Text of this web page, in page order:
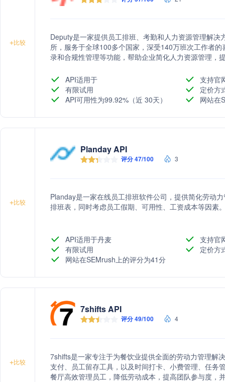
+比较
Deputy是一家提供员工排班、考勤和人力资源管理解
所，服务于全球100多个国家，深受140万班次工作者
录和合规性管理等功能，帮助企业简化人力资源管理，
服务。API适用于
支持官
有限试用
定价方
API可用性为99.92%（近 30天）
网站在
+比较
Planday API
评分 47/100 3
Planday是一家在线员工排班软件公司，提供简化劳动
排班表，同时考虑员工假期、可用性、工资成本等因素
API适用于丹麦
支持官
有限试用
定价方
网站在SEMrush上的评分为41分
+比较
7shifts API
评分 49/100 4
7shifts是一家专注于为餐饮业提供全面的劳动力管理解
支付、员工留存工具，以及时间打卡、小费管理、任务
餐厅高效管理员工，降低劳动成本，提高团队参与度，